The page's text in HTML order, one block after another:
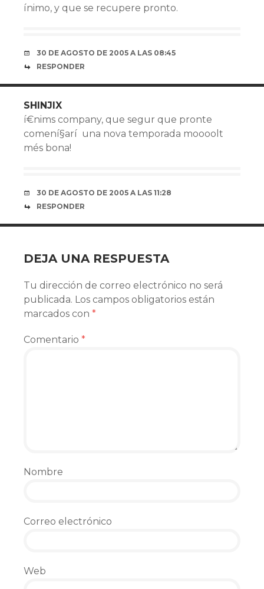
ínimo, y que se recupere pronto.
30 DE AGOSTO DE 2005 A LAS 08:45
RESPONDER
SHINJIX
í€nims company, que segur que pronte
comení§arí una nova temporada moooolt
més bona!
30 DE AGOSTO DE 2005 A LAS 11:28
RESPONDER
DEJA UNA RESPUESTA
Tu dirección de correo electrónico no será
publicada. Los campos obligatorios están
marcados con *
Comentario *
Nombre
Correo electrónico
Web